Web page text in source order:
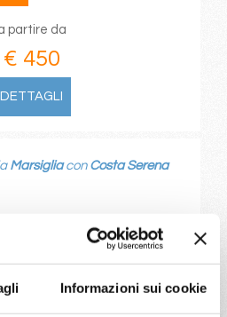
Informazioni sui cookie
partire da
€ 450
DETTAGLI
Marsigliacon Costa Serena